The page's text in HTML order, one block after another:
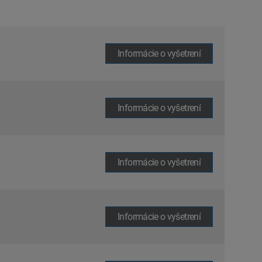
Informácie o vyšetrení
Informácie o vyšetrení
Informácie o vyšetrení
Informácie o vyšetrení